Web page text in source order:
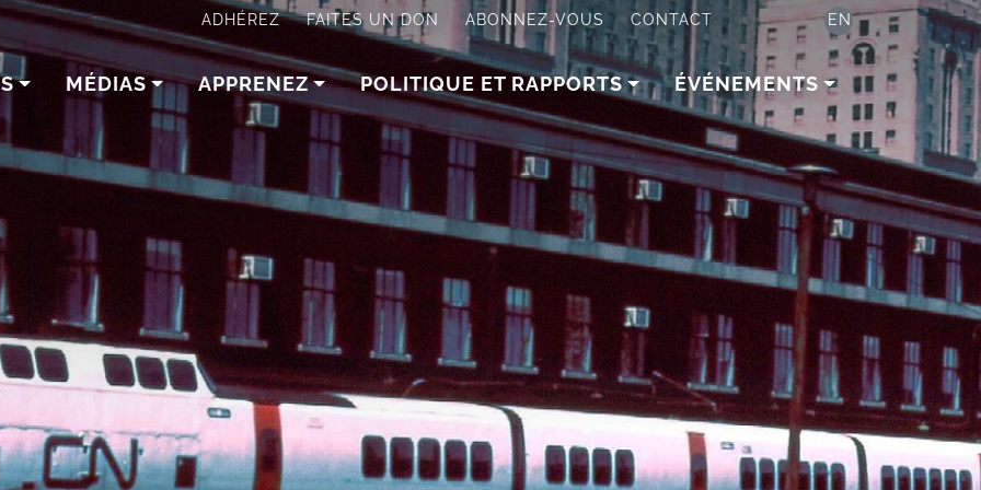
ADHÉREZ FAITES UN DON ABONNEZ-VOUS CONTACT EN
MÉDIAS APPRENEZ POLITIQUE ET RAPPORTS ÉVÉNEMENTS